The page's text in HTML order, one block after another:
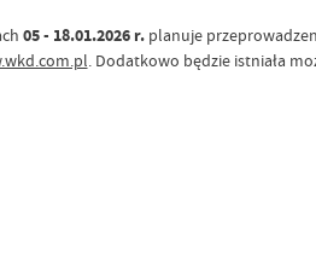
05 - 18.01.2026 r.planuje
. Dodatkowo będzie istniała